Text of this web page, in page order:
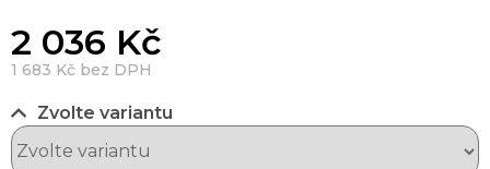
2 036 Kč
1 683 Kč bez DPH
Zvolte variantu